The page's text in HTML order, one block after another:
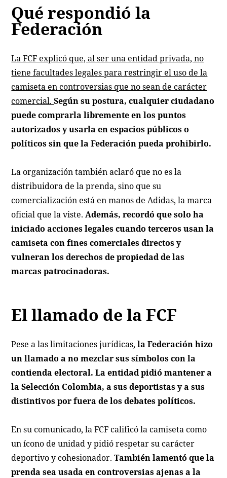
Qué respondió la
Federación
La FCF explicó que, al ser una entidad privada, no
tiene facultades legales para restringir el uso de la
camiseta en controversias que no sean de carácter
comercial.Según su postura, cualquier ciudadano
puede comprarla libremente en los puntos
autorizados y usarla en espacios públicos o
políticos sin que la Federación pueda prohibirlo.
La organización también aclaró que no es la
distribuidora de la prenda, sino que su
comercialización está en manos de Adidas, la marca
oficial que la viste.Además, recordó que solo ha
iniciado acciones legales cuando terceros usan la
camiseta con fines comerciales directos y
vulneran los derechos de propiedad de las
marcas patrocinadoras.
El llamado de la FCF
Pese a las limitaciones jurídicas, la Federación hizo
un llamado a no mezclar sus símbolos con la
contienda electoral. La entidad pidió mantener a
la Selección Colombia, a sus deportistas y a sus
distintivos por fuera de los debates políticos.
En su comunicado, la FCF calificó la camiseta como
un ícono de unidad y pidió respetar su carácter
deportivo y cohesionador.También lamentó que la
prenda sea usada en controversias ajenas a la